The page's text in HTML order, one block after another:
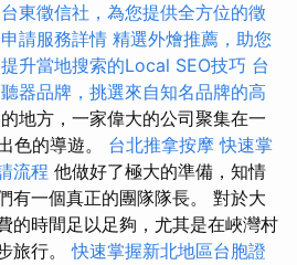
台東徵信社，為您提供全方位的徵
請服務詳情 精選外燴推薦，助您
提升當地搜索的Local SEO技巧 台
器品牌，挑選來自知名品牌的高
地方，一家偉大的公司聚集在一
色的導遊。 台北推拿按摩 快速掌
流程 他做好了極大的準備，知情
有一個真正的團隊隊長。 對於大
的時間足以足夠，尤其是在峽灣村
旅行。快速掌握新北地區台胞證